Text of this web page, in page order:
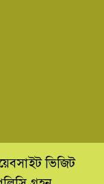
2022
ভিজিট